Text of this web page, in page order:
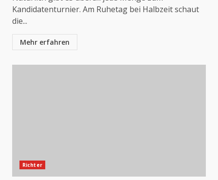
Kandidatenturnier. Am Ruhetag bei Halbzeit schaut
die...
Mehr erfahren
Richter